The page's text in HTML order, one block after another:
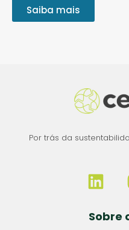
Saiba mais
Por trás da
Sobre